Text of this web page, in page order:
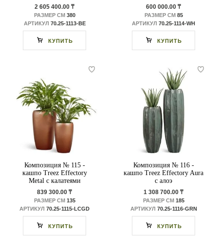
2 605 400.00 ₸
РАЗМЕР СМ 380
АРТИКУЛ 70.25-1113-BE
КУПИТЬ
600 000.00 ₸
РАЗМЕР СМ 85
АРТИКУЛ 70.25-1114-WH
КУПИТЬ
Композиция № 115 -
кашпо Treez Effectory
Metal с калатеями
839 300.00 ₸
РАЗМЕР СМ 135
АРТИКУЛ 70.25-1115-LCGD
КУПИТЬ
Композиция № 116 -
кашпо Treez Effectory Aura
с алоэ
1 308 700.00 ₸
РАЗМЕР СМ 185
АРТИКУЛ 70.25-1116-GRN
КУПИТЬ